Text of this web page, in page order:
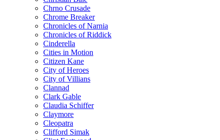
Chrno Crusade
Chrome Breaker
Chronicles of Narnia
Chronicles of Riddick
Cinderella
Cities in Motion
Citizen Kane
City of Heroes
City of Villians
Clannad
Clark Gable
Claudia Schiffer
Claymore
Cleopatra
Clifford Simak